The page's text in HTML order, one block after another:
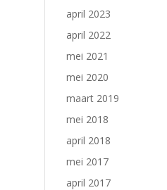
april 2023
april 2022
mei 2021
mei 2020
maart 2019
mei 2018
april 2018
mei 2017
april 2017